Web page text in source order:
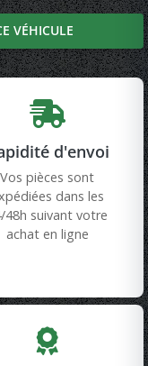
VÉHICULE
d'envoi
Vos pièces sont
dans les
48h suivant votre
achat en ligne